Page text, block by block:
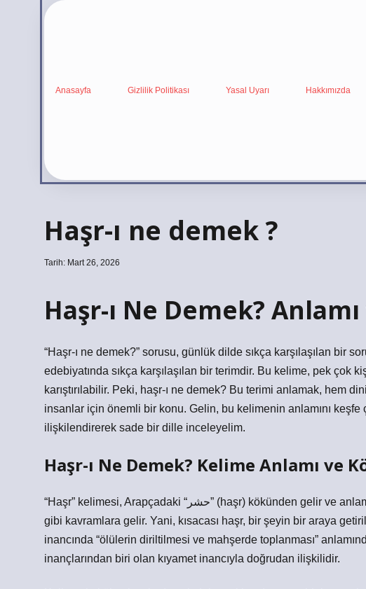
Anasayfa Gizlilik Politikası Yasal Uyarı Hakkımızda
Haşr-ı ne demek ?
Tarih: Mart 26, 2026
Haşr-ı Ne Demek?
“Haşr-ı ne demek?” sorusu, günlük dilde sıkça karşılaşılan bir
edebiyatında sıkça karşılaşılan bir terimdir. Bu kelime, pek çok
karıştırılabilir. Peki, haşr-ı ne demek? Bu terimi anlamak, hem
insanlar için önemli bir konu. Gelin, bu kelimenin anlamını keşfe
ilişkilendirerek sade bir dille inceleyelim.
Haşr-ı Ne Demek? Kelime Anlamı ve
“Haşr” kelimesi, Arapçadaki “حشر” (haşr) kökünden gelir ve anlam olarak “toplanma”, “diriltme” veya “yeniden diriliş”
gibi kavramlara gelir. Yani, kısacası haşr, bir şeyin bir araya
inancında “ölülerin diriltilmesi ve mahşerde toplanması”
inançlarından biri olan kıyamet inancıyla doğrudan ilişkilidir.